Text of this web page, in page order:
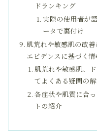
ドランキング
実際の使用者が
ータで裏付け
肌荒れや敏感肌の改
エビデンスに基づく
肌荒れや敏感肌、
てよくある疑問の
各症状や肌質に合
トの紹介